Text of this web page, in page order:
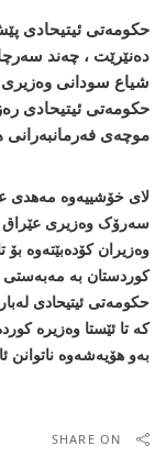
حکومەتی ئیتیحادی
دەنێرێت ، چەند
شیاع سودانی وەزیری
حکومەتی ئیتیحادی
موچەی
لای خۆشییەوە مەھدی
سەرۆک وەزیری عێراق
وەزیران کۆدەبێتەوە
کوردستان بە مەبەستی
حکومەتی ئیتیحادی
کە تا ئێستا وەزیرە
بەو ھۆیەشەوە ناتوانن
SHARE ON